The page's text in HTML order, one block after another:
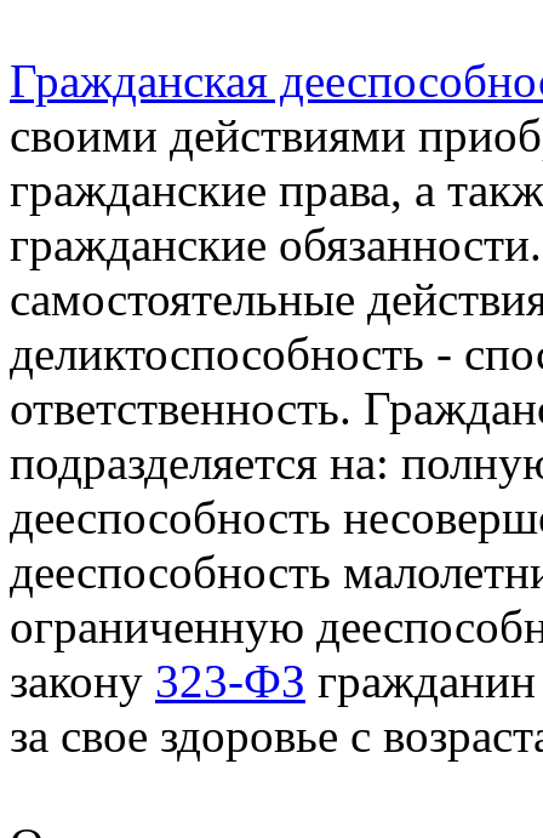
Гражданская
своими действиями
гражданские права, а
гражданские
самостоятельные
деликтоспособность -
ответственность.
подразделяется на:
дееспособность
дееспособность
ограниченную
закону 323-ФЗ гражданин
за свое здоровье с